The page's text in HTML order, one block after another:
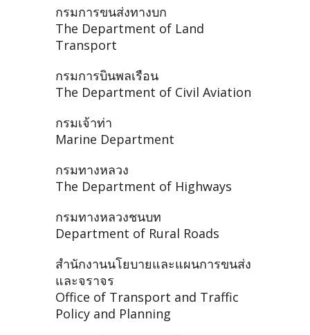
กรมการขนส่งทางบก
The Department of Land
Transport
กรมการบินพลเรือน
The Department of Civil Aviation
กรมเจ้าท่า
Marine Department
กรมทางหลวง
The Department of Highways
กรมทางหลวงชนบท
Department of Rural Roads
สำนักงานนโยบายและแผนการขนส่ง
และจราจร
Office of Transport and Traffic
Policy and Planning